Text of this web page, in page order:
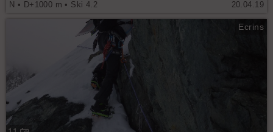
20.04.19
N • D+1000 m • Ski 4.2
Ecrins